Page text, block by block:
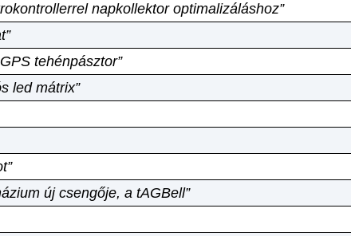
napkollektor optimalizáláshoz”
tehénpásztor”
led mátrix”
új csengője, a tAGBell”